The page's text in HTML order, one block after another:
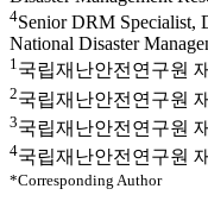
4Senior DRM Specialist,
National Disaster
1국립재난안전연구원
2국립재난안전연구원
3국립재난안전연구원
4국립재난안전연구원
*Corresponding Author